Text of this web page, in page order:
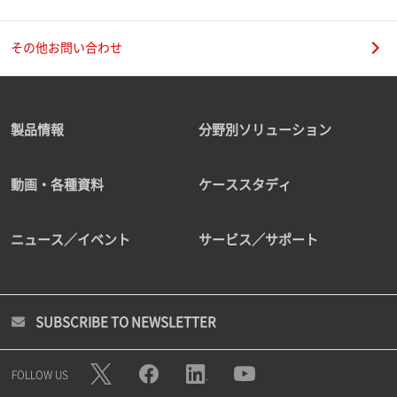
その他お問い合わせ
製品情報 分野別ソリューション
動画・各種資料 ケーススタディ
ニュース／イベント サービス／サポート
SUBSCRIBE TO NEWSLETTER
FOLLOW US